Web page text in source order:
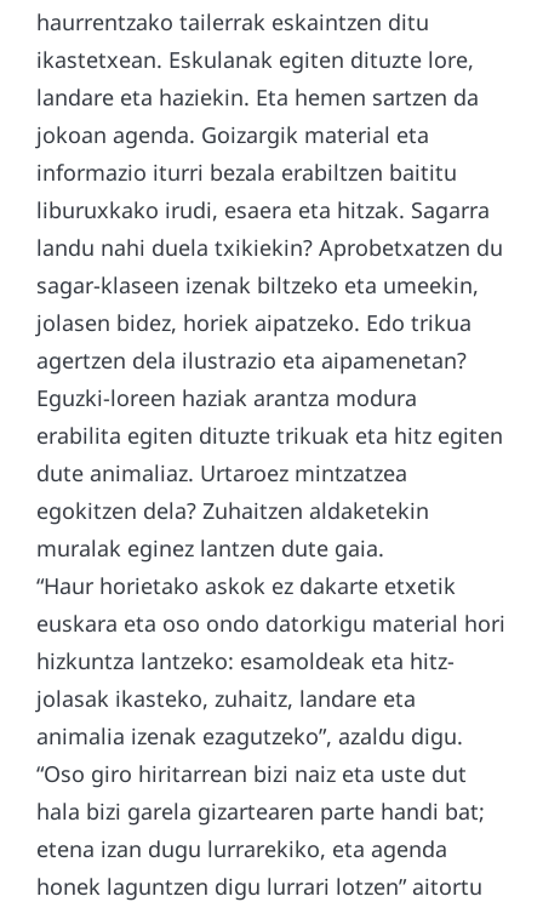
haurrentzako tailerrak eskaintzen ditu
ikastetxean. Eskulanak egiten dituzte lore,
landare eta haziekin. Eta hemen sartzen da
jokoan agenda. Goizargik material eta
informazio iturri bezala erabiltzen baititu
liburuxkako irudi, esaera eta hitzak. Sagarra
landu nahi duela txikiekin? Aprobetxatzen du
sagar-klaseen izenak biltzeko eta umeekin,
jolasen bidez, horiek aipatzeko. Edo trikua
agertzen dela ilustrazio eta aipamenetan?
Eguzki-loreen haziak arantza modura
erabilita egiten dituzte trikuak eta hitz egiten
dute animaliaz. Urtaroez mintzatzea
egokitzen dela? Zuhaitzen aldaketekin
muralak eginez lantzen dute gaia.
“Haur horietako askok ez dakarte etxetik
euskara eta oso ondo datorkigu material hori
hizkuntza lantzeko: esamoldeak eta hitz-
jolasak ikasteko, zuhaitz, landare eta
animalia izenak ezagutzeko”, azaldu digu.
“Oso giro hiritarrean bizi naiz eta uste dut
hala bizi garela gizartearen parte handi bat;
etena izan dugu lurrarekiko, eta agenda
honek laguntzen digu lurrari lotzen” aitortu